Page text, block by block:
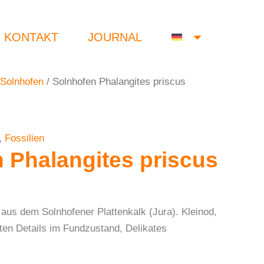
KONTAKT JOURNAL
Solnhofen / Solnhofen Phalangites priscus
, Fossilien
Phalangites priscus
dem Solnhofener Plattenkalk (Jura). Kleinod,
Details im Fundzustand, Delikates